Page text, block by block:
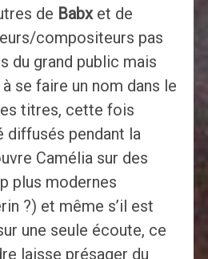
de Babxet de
compositeurs pas
du grand public mais
se faire un nom dans le
titres, cette fois
diffusés pendant la
Camélia sur des
plus modernes
?) et même s’il est
une seule écoute, ce
laisse présager du